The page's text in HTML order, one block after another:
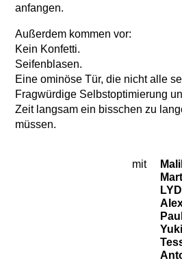
anfangen.
Außerdem kommen vor:
Kein Konfetti.
Seifenblasen.
Eine ominöse Tür, die nicht alle
Fragwürdige Selbstoptimierung
Zeit langsam ein bisschen zu
müssen.
mit